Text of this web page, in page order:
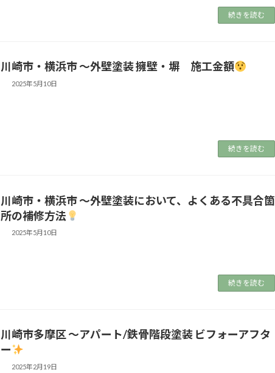
続きを読む
川崎市・横浜市 ～外壁塗装 擁壁・塀 施工金額
2025年5月10日
続きを読む
川崎市・横浜市 ～外壁塗装において、よくある不具合箇
所の補修方法
2025年5月10日
続きを読む
川崎市多摩区 ～アパート/鉄骨階段塗装 ビフォーアフタ
ー
2025年2月19日